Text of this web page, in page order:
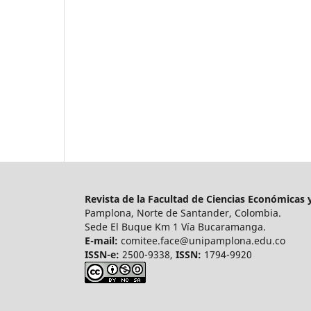
Revista de la Facultad de Ciencias Económicas
Pamplona, Norte de Santander, Colombia.
Sede El Buque Km 1 Vía Bucaramanga.
E-mail: comitee.face@unipamplona.edu.co
ISSN-e: 2500-9338, ISSN: 1794-9920